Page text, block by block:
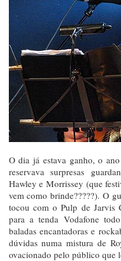
O dia já estava ganho, o
reservava surpresas
Hawley e Morrissey (que
vem como brinde?????). O
tocou com o Pulp de Jarvis
para a tenda Vodafone
baladas encantadoras e
dúvidas numa mistura de
ovacionado pelo público que